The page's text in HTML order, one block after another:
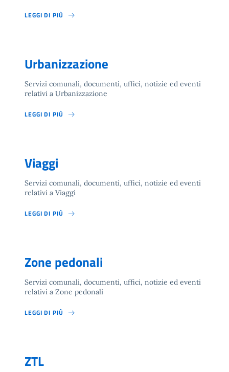
LEGGI DI PIÙ
Urbanizzazione
Servizi comunali, documenti, uffici, notizie ed eventi
relativi a Urbanizzazione
LEGGI DI PIÙ
Viaggi
Servizi comunali, documenti, uffici, notizie ed eventi
relativi a Viaggi
LEGGI DI PIÙ
Zone pedonali
Servizi comunali, documenti, uffici, notizie ed eventi
relativi a Zone pedonali
LEGGI DI PIÙ
ZTL